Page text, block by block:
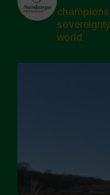
Marzo 2025
Febbraio 2025
Gennaio 2025
Settembre 2024
world.